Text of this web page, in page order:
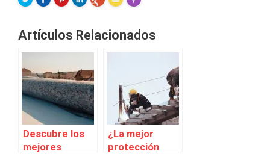
Made with
Artículos Relacionados
Descubre los
mejores
¿La mejor
protección